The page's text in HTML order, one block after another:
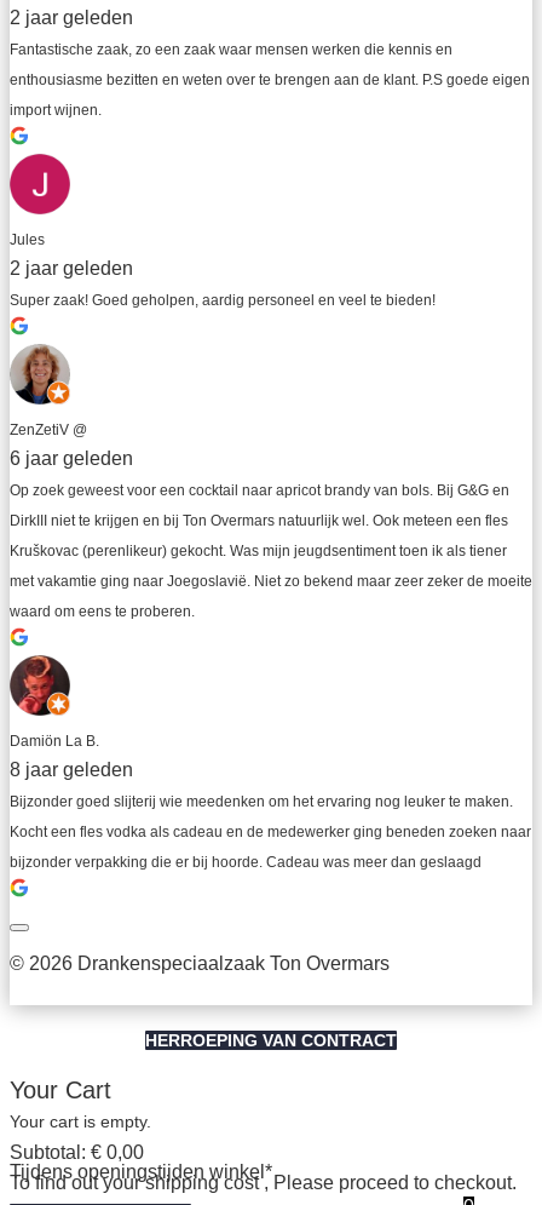
2 jaar geleden
Fantastische zaak, zo een zaak waar mensen werken die kennis en
enthousiasme bezitten en weten over te brengen aan de klant. P.S goede eigen
import wijnen.
Jules
2 jaar geleden
Super zaak! Goed geholpen, aardig personeel en veel te bieden!
ZenZetiV @
6 jaar geleden
Op zoek geweest voor een cocktail naar apricot brandy van bols. Bij G&G en
DirkIII niet te krijgen en bij Ton Overmars natuurlijk wel. Ook meteen een fles
Kruškovac (perenlikeur) gekocht. Was mijn jeugdsentiment toen ik als tiener
met vakamtie ging naar Joegoslavië. Niet zo bekend maar zeer zeker de moeite
waard om eens te proberen.
Damiön La B.
8 jaar geleden
Bijzonder goed slijterij wie meedenken om het ervaring nog leuker te maken.
Kocht een fles vodka als cadeau en de medewerker ging beneden zoeken naar
bijzonder verpakking die er bij hoorde. Cadeau was meer dan geslaagd
© 2026 Drankenspeciaalzaak Ton Overmars
HERROEPING VAN CONTRACT
Your Cart
Your cart is empty.
Subtotal: € 0,00
To find out your shipping cost , Please proceed to checkout.
Tijdens openingstijden winkel*